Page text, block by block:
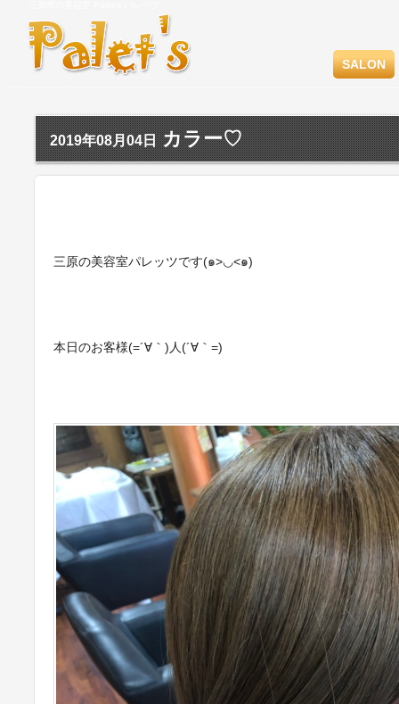
SALON
2019年08月04日 カラー♡
三原の美容室パレッツです(๑>◡<๑)
本日のお客様(=´∀｀)人(´∀｀=)